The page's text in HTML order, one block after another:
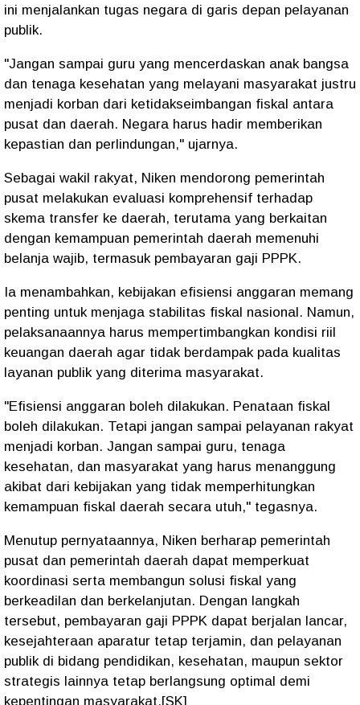
ini menjalankan tugas negara di garis depan pelayanan
publik.
"Jangan sampai guru yang mencerdaskan anak bangsa
dan tenaga kesehatan yang melayani masyarakat justru
menjadi korban dari ketidakseimbangan fiskal antara
pusat dan daerah. Negara harus hadir memberikan
kepastian dan perlindungan," ujarnya.
Sebagai wakil rakyat, Niken mendorong pemerintah
pusat melakukan evaluasi komprehensif terhadap
skema transfer ke daerah, terutama yang berkaitan
dengan kemampuan pemerintah daerah memenuhi
belanja wajib, termasuk pembayaran gaji PPPK.
Ia menambahkan, kebijakan efisiensi anggaran memang
penting untuk menjaga stabilitas fiskal nasional. Namun,
pelaksanaannya harus mempertimbangkan kondisi riil
keuangan daerah agar tidak berdampak pada kualitas
layanan publik yang diterima masyarakat.
"Efisiensi anggaran boleh dilakukan. Penataan fiskal
boleh dilakukan. Tetapi jangan sampai pelayanan rakyat
menjadi korban. Jangan sampai guru, tenaga
kesehatan, dan masyarakat yang harus menanggung
akibat dari kebijakan yang tidak memperhitungkan
kemampuan fiskal daerah secara utuh," tegasnya.
Menutup pernyataannya, Niken berharap pemerintah
pusat dan pemerintah daerah dapat memperkuat
koordinasi serta membangun solusi fiskal yang
berkeadilan dan berkelanjutan. Dengan langkah
tersebut, pembayaran gaji PPPK dapat berjalan lancar,
kesejahteraan aparatur tetap terjamin, dan pelayanan
publik di bidang pendidikan, kesehatan, maupun sektor
strategis lainnya tetap berlangsung optimal demi
kepentingan masyarakat.[SK]